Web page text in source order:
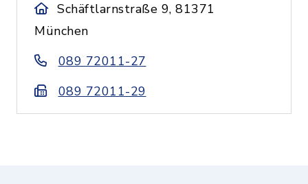
Schäftlarnstraße 9, 81371
München
089 72011-27
089 72011-29